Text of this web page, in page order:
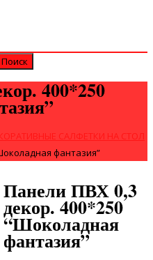
400*250
САЛФЕТКИ НА СТОЛ
фантазия”
Панели ПВХ 0,3
декор. 400*250
“Шоколадная
фантазия”